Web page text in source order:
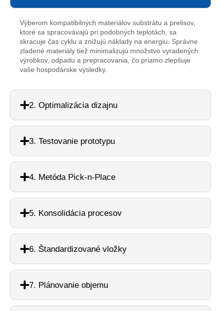
Výberom kompatibilných materiálov substrátu a prelisov,
ktoré sa spracovávajú pri podobných teplotách, sa
skracuje čas cyklu a znižujú náklady na energiu. Správne
zladené materiály tiež minimalizujú množstvo vyradených
výrobkov, odpadu a prepracovania, čo priamo zlepšuje
vaše hospodárske výsledky.
2. Optimalizácia dizajnu
3. Testovanie prototypu
4. Metóda Pick-n-Place
5. Konsolidácia procesov
6. Štandardizované vložky
7. Plánovanie objemu